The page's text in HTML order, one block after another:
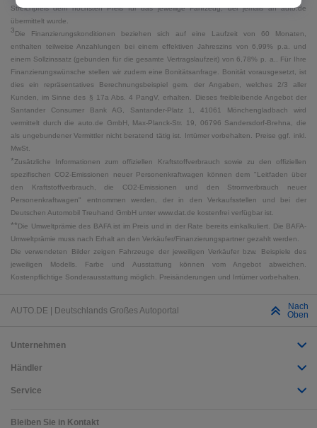
Streichpreis dem höchsten Preis für das jeweilige Fahrzeug, der jemals an auto.de
übermittelt wurde.
3Die Finanzierungskonditionen beziehen sich auf eine Laufzeit von 60 Monaten,
enthalten teilweise Anzahlungen bei einem effektiven Jahreszins von 6,99% p.a. und
einem Sollzinssatz (gebunden für die gesamte Vertragslaufzeit) von 6,78% p. a.. Für Ihre
Finanzierungswünsche stellen wir zudem eine Bonitätsanfrage. Bonität vorausgesetzt, ist
dies ein repräsentatives Berechnungsbeispiel gem. der Angaben, welches 2/3 aller
Kunden, im Sinne des § 17a Abs. 4 PangV, erhalten. Dieses freibleibende Angebot der
Santander Consumer Bank AG, Santander-Platz 1, 41061 Mönchengladbach wird
vermittelt durch die auto.de GmbH, Max-Planck-Str. 19, 06796 Sandersdorf-Brehna, die
als ungebundener Vermittler nicht beratend tätig ist. Irrtümer vorbehalten. Preise ggf. inkl.
MwSt.
*Zusätzliche Informationen zum offiziellen Kraftstoffverbrauch sowie zu den offiziellen
spezifischen CO2-Emissionen neuer Personenkraftwagen können dem "Leitfaden über
den Kraftstoffverbrauch, die CO2-Emissionen und den Stromverbrauch neuer
Personenkraftwagen" entnommen werden, der in den Verkaufsstellen und bei der
Deutschen Automobil Treuhand GmbH unter www.dat.de kostenfrei verfügbar ist.
**Die Umweltprämie des BAFA ist im Preis und in der Rate bereits einkalkuliert. Die BAFA-
Umweltprämie muss nach Erhalt an den Verkäufer/Finanzierungspartner gezahlt werden.
Die verwendeten Bilder zeigen Fahrzeuge der jeweiligen Verkäufer bzw. Beispiele des
jeweiligen Modells. Farbe und Ausstattung können vom Angebot abweichen.
Kostenpflichtige Sonderausstattung möglich. Preisänderungen und Irrtümer vorbehalten.
AUTO.DE | Deutschlands Großes Autoportal
Nach
Oben
Unternehmen
Händler
Service
Bleiben Sie in Kontakt